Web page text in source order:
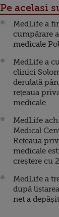
Pe acelasi
MedLife a
cumpărare
medicale
MedLife a
clinici
derulată
rețeaua
medicale
MedLife
Medical
Rețeaua
medicale
creștere cu
MedLife a
după
net a